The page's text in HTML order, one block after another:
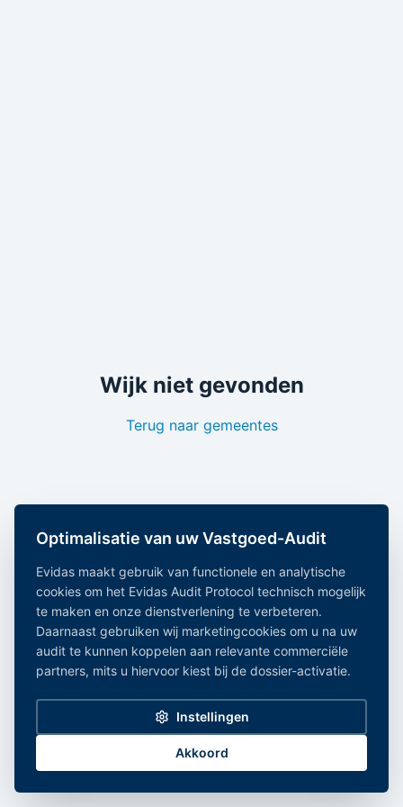
Wijk niet gevonden
Terug naar gemeentes
Optimalisatie van uw Vastgoed-Audit
Evidas maakt gebruik van functionele en analytische
cookies om het Evidas Audit Protocol technisch mogelijk
te maken en onze dienstverlening te verbeteren.
Daarnaast gebruiken wij marketingcookies om u na uw
audit te kunnen koppelen aan relevante commerciële
partners, mits u hiervoor kiest bij de dossier-activatie.
Instellingen
Akkoord